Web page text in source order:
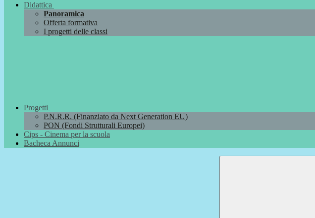
Didattica
Panoramica
Offerta formativa
I progetti delle classi
Progetti
P.N.R.R. (Finanziato da Next Generation EU)
PON (Fondi Strutturali Europei)
Cips - Cinema per la scuola
Bacheca Annunci